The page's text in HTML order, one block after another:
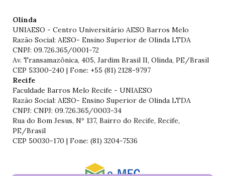
Olinda
UNIAESO - Centro Universitário AESO Barros Melo
Razão Social: AESO- Ensino Superior de Olinda LTDA
CNPJ: 09.726.365/0001-72
Av. Transamazônica, 405, Jardim Brasil II, Olinda, PE/Brasil
CEP 53300-240 | Fone: +55 (81) 2128-9797
Recife
Faculdade Barros Melo Recife - UNIAESO
Razão Social: AESO- Ensino Superior de Olinda LTDA
CNPJ: CNPJ: 09.726.365/0003-34
Rua do Bom Jesus, Nº 137, Bairro do Recife, Recife,
PE/Brasil
CEP 50030-170 | Fone: (81) 3204-7536